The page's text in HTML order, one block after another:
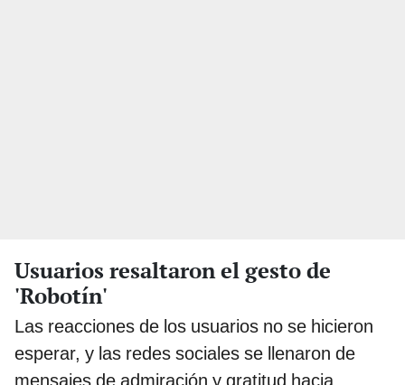
Usuarios resaltaron el gesto de
'Robotín'
Las reacciones de los usuarios no se hicieron
esperar, y las redes sociales se llenaron de